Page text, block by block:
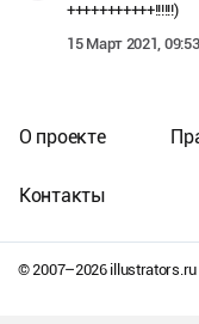
+++++++++++!!!!!!)
15 Март 2021, 09:53
© 2007–2026illustrators.ru
О проекте
Контакты